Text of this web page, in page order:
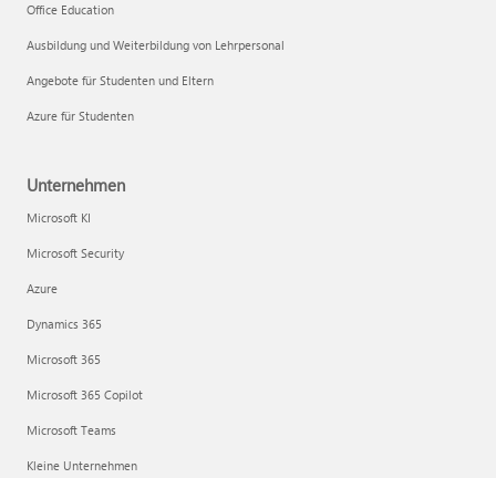
Office Education
Ausbildung und Weiterbildung von Lehrpersonal
Angebote für Studenten und Eltern
Azure für Studenten
Unternehmen
Microsoft KI
Microsoft Security
Azure
Dynamics 365
Microsoft 365
Microsoft 365 Copilot
Microsoft Teams
Kleine Unternehmen